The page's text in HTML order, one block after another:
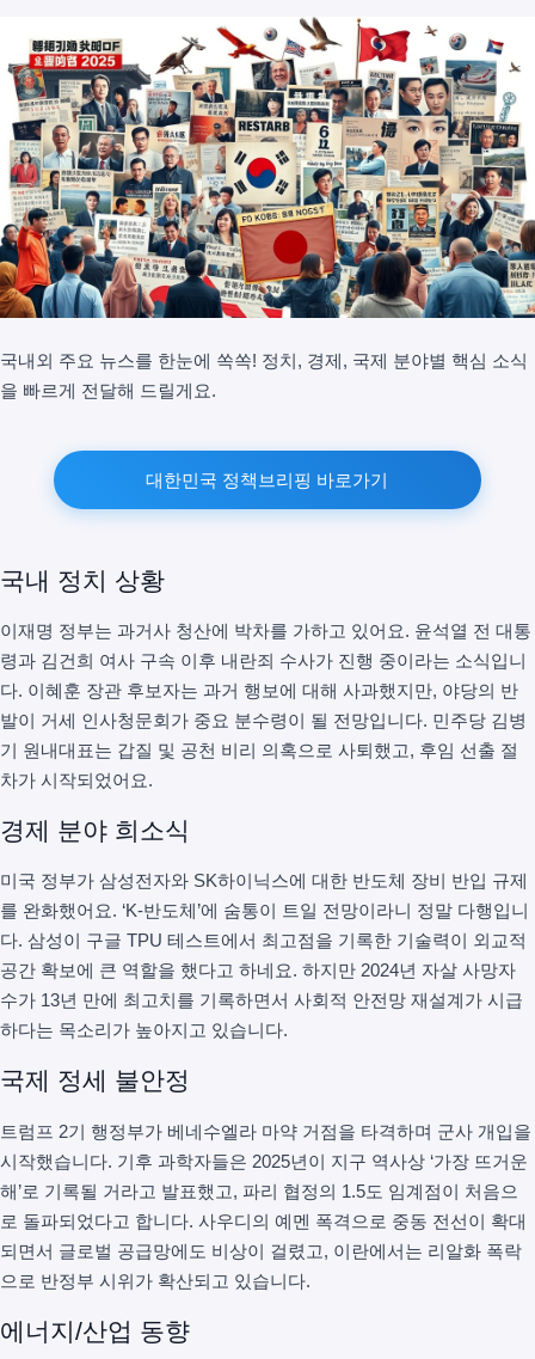
국내외 주요 뉴스를 한눈에 쏙쏙! 정치, 경제, 국제 분야별 핵심 소식
을 빠르게 전달해 드릴게요.
대한민국 정책브리핑 바로가기
국내 정치 상황
이재명 정부는 과거사 청산에 박차를 가하고 있어요. 윤석열 전 대통
령과 김건희 여사 구속 이후 내란죄 수사가 진행 중이라는 소식입니
다. 이혜훈 장관 후보자는 과거 행보에 대해 사과했지만, 야당의 반
발이 거세 인사청문회가 중요 분수령이 될 전망입니다. 민주당 김병
기 원내대표는 갑질 및 공천 비리 의혹으로 사퇴했고, 후임 선출 절
차가 시작되었어요.
경제 분야 희소식
미국 정부가 삼성전자와 SK하이닉스에 대한 반도체 장비 반입 규제
를 완화했어요. ‘K-반도체’에 숨통이 트일 전망이라니 정말 다행입니
다. 삼성이 구글 TPU 테스트에서 최고점을 기록한 기술력이 외교적
공간 확보에 큰 역할을 했다고 하네요. 하지만 2024년 자살 사망자
수가 13년 만에 최고치를 기록하면서 사회적 안전망 재설계가 시급
하다는 목소리가 높아지고 있습니다.
국제 정세 불안정
트럼프 2기 행정부가 베네수엘라 마약 거점을 타격하며 군사 개입을
시작했습니다. 기후 과학자들은 2025년이 지구 역사상 ‘가장 뜨거운
해’로 기록될 거라고 발표했고, 파리 협정의 1.5도 임계점이 처음으
로 돌파되었다고 합니다. 사우디의 예멘 폭격으로 중동 전선이 확대
되면서 글로벌 공급망에도 비상이 걸렸고, 이란에서는 리알화 폭락
으로 반정부 시위가 확산되고 있습니다.
에너지/산업 동향